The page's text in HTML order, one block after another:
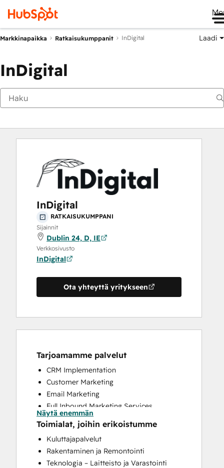
Markkinapaikka Ratkaisukumppanit InDigital Laadi
InDigital
InDigital
RATKAISUKUMPPANI
Sijainnit
Dublin 24, D, IE
Verkkosivusto
InDigital
Ota yhteyttä yritykseen
Tarjoamamme palvelut
CRM Implementation
Customer Marketing
Email Marketing
Full Inbound Marketing Services
HubSpot Onboarding
Paid Advertising
Website Design
Website Development
Näytä enemmän
Toimialat, joihin erikoistumme
Kuluttajapalvelut
Rakentaminen ja Remontointi
Teknologia – Laitteisto ja Varastointi